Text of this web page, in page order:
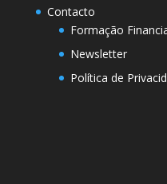
Contacto
Formação
Newsletter
Política de